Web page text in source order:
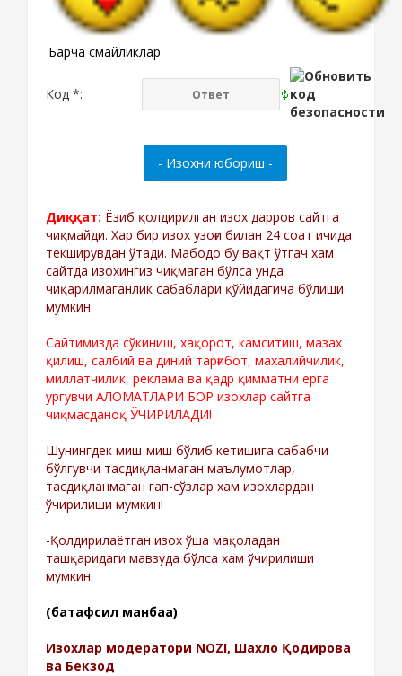
Барча смайликлар
Код *:
Диққат: Ёзиб қолдирилган изох дарров сайтга
чиқмайди. Хар бир изох узоғи билан 24 соат ичида
текширувдан ўтади. Мабодо бу вақт ўтгач хам
сайтда изохингиз чиқмаган бўлса унда
чиқарилмаганлик сабаблари қўйидагича бўлиши
мумкин:
Сайтимизда сўкиниш, хақорот, камситиш, мазах
қилиш, салбий ва диний тарғибот, махалийчилик,
миллатчилик, реклама ва қадр қимматни ерга
ургувчи АЛОМАТЛАРИ БОР изохлар сайтга
чиқмасданоқ ЎЧИРИЛАДИ!
Шунингдек миш-миш бўлиб кетишига сабабчи
бўлгувчи тасдиқланмаган маълумотлар,
тасдиқланмаган гап-сўзлар хам изохлардан
ўчирилиши мумкин!
-Қолдирилаётган изох ўша мақоладан
ташқаридаги мавзуда бўлса хам ўчирилиши
мумкин.
(батафсил манбаа)
Изохлар модератори NOZI, Шахло Қодирова
ва Бекзод